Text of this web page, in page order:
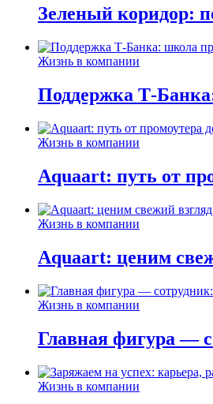
Зеленый коридор:
Жизнь в компании
Поддержка Т-
Жизнь в компании
Aquaart: путь от
Жизнь в компании
Aquaart: ценим
Жизнь в компании
Главная фигура —
Жизнь в компании